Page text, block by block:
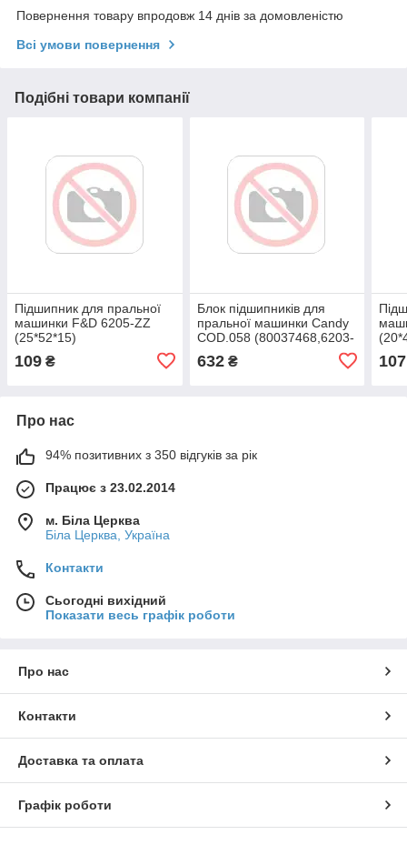
Повернення товару впродовж 14 днів за домовленістю
Всі умови повернення
Подібні товари компанії
Підшипник для пральної
машинки F&D 6205-ZZ
(25*52*15)
109 ₴
Блок підшипників для
пральної машинки Candy
COD.058 (80037468,6203-
632₴ 107
Про нас
94% позитивних з 350 відгуків за рік
Працює з 23.02.2014
м. Біла Церква
Біла Церква, Україна
Контакти
Сьогодні вихідний
Показати весь графік роботи
Про нас
Контакти
Доставка та оплата
Графік роботи